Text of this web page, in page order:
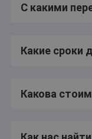
С какими
Какие сроки
Какова